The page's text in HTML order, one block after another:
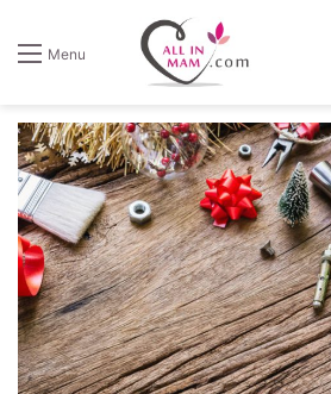
Menu